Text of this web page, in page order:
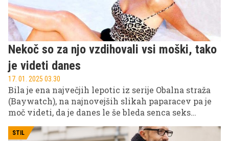
Nekoč so za njo vzdihovali vsi moški, tako
je videti danes
17. 01. 2025 03.30
Bila je ena največjih lepotic iz serije Obalna straža
(Baywatch), na najnovejših slikah paparacev pa je
moč videti, da je danes le še bleda senca seks
STIL